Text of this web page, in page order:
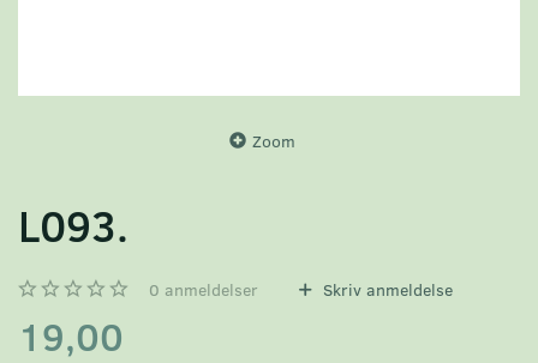
Zoom
L093.
0 anmeldelser Skriv anmeldelse
19,00